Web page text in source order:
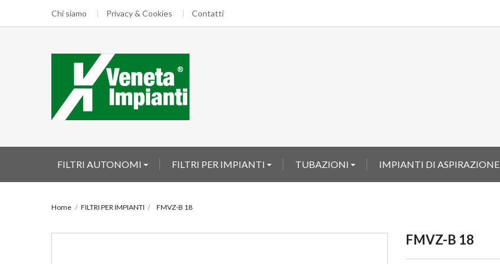
Chi siamo Privacy & Cookies Contatti
FILTRI AUTONOMI FILTRI PER IMPIANTI TUBAZIONI IMPIANTI DI ASPIRAZIONE
Home FILTRI PER IMPIANTI FMVZ-B 18
FMVZ-B 18